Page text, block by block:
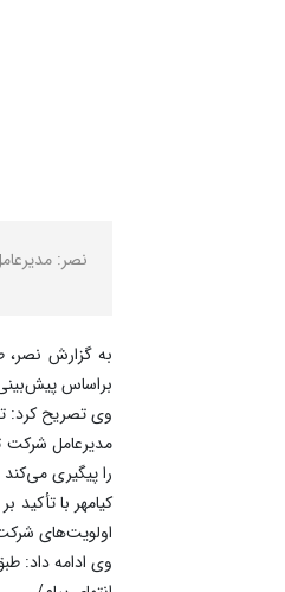
نصر:
براساس پیش‌بینی‌ها، با تکمیل
وی تصریح کرد:
مدیرعامل شرکت
را پیگیری
کیامهر با
اولویت‌های
وی ادامه داد: طبق آخرین آمار ۳ مگاوات نیروگاه خورشیدی خانگی در